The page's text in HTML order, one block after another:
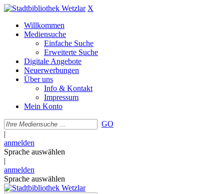
X
Willkommen
Mediensuche
Einfache Suche
Erweiterte Suche
Digitale Angebote
Neuerwerbungen
Über uns
Info & Kontakt
Impressum
Mein Konto
GO
|
anmelden
Sprache auswählen
|
anmelden
Sprache auswählen